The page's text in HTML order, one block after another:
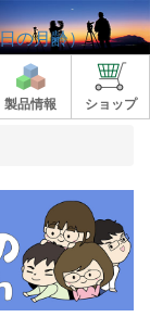
製品情報 ショップ